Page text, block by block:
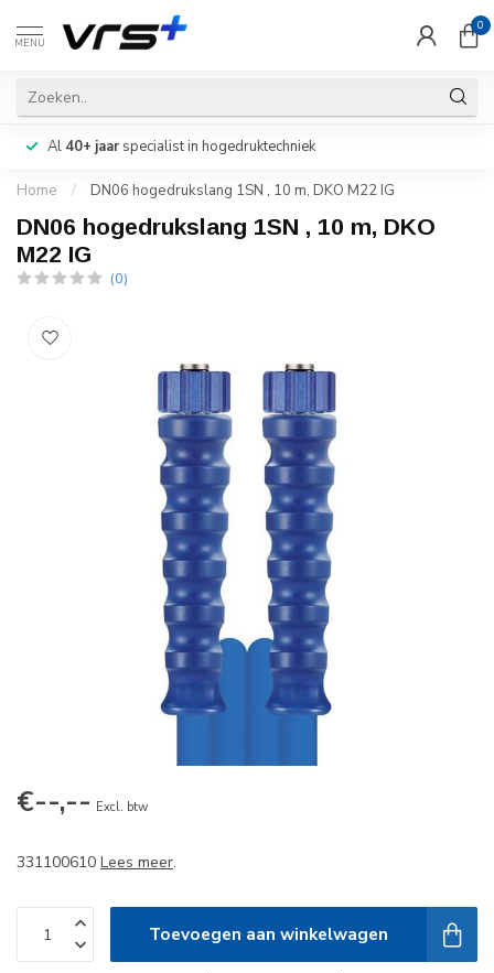
MENU
0
Al 40+ jaarspecialist in hogedruktechniek
Home / DN06 hogedrukslang 1SN , 10 m, DKO M22 IG
DN06 hogedrukslang 1SN , 10 m, DKO
M22 IG
(0)
€--,-- Excl. btw
331100610 Lees meer.
Toevoegen aan winkelwagen